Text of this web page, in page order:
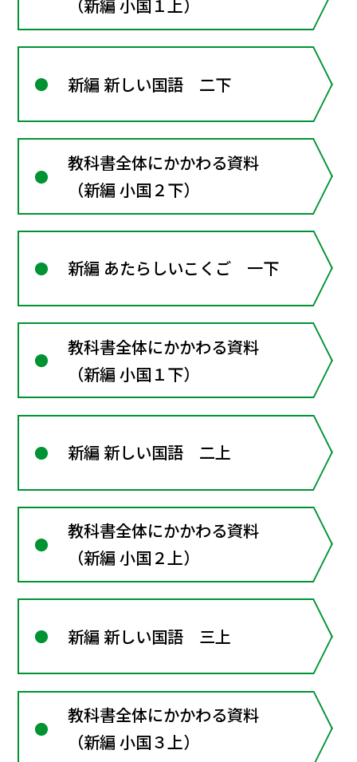
（新編 小国１上）
新編 新しい国語 二下
教科書全体にかかわる資料
（新編 小国２下）
新編 あたらしいこくご 一下
教科書全体にかかわる資料
（新編 小国１下）
新編 新しい国語 二上
教科書全体にかかわる資料
（新編 小国２上）
新編 新しい国語 三上
教科書全体にかかわる資料
（新編 小国３上）